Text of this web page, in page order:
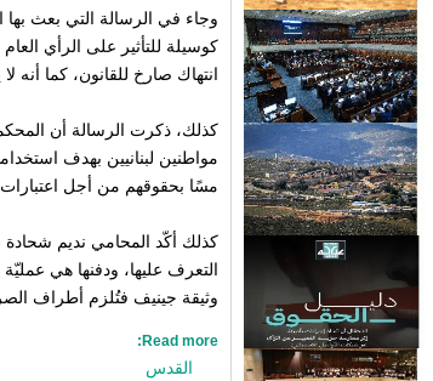
وجاء في الرسالة التي بعث
كوسيلة للتأثير على الرأي
انتهاك صارخ للقانون، كما أنه
كذلك، ذكرت الرسالة أن
مواطنين لبنانيين بهدف
مسًا بحقوقهم من أجل
كذلك أكّد المحامي نديم شحادة
التعرف عليها، ودفنها هي
وثيقة جينيف فتُلزم أطراف
Read more:
القدس